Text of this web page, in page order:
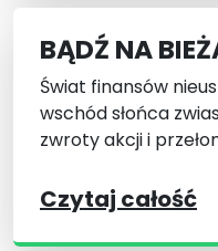
BĄDŹ NA
Świat finansów
wschód słońca
zwroty akcji i
Czytaj całość